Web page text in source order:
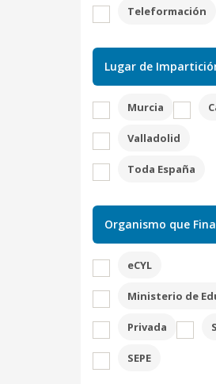
Teleformación
Lugar de
Murcia
Valladolid
Toda España
Organismo que
eCYL
Ministerio de
Privada
SEPE